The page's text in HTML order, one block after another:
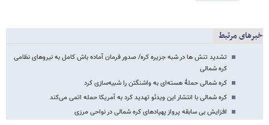
خبرهای مرتبط
تشدید تنش ها در شبه جزیره کره/ صدور فرمان آماده باش کامل به نیروهای نظامی
کره شمالی
کره شمالی حملۀ هسته‌ای به واشنگتن را شبیه‌سازی کرد
کره شمالی با انتشار این ویدئو تهدید کرد به آمریکا حمله اتمی می‌کند
افزایش بی سابقه پرواز پهپادهای کره شمالی در نواحی مرزی